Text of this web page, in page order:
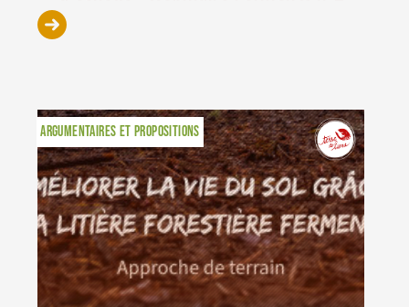
ARGUMENTAIRES ET PROPOSITIONS